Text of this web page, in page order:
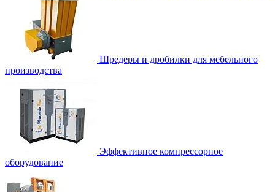
Шредеры и дробилки для мебельного
производства
Эффективное компрессорное
оборудование